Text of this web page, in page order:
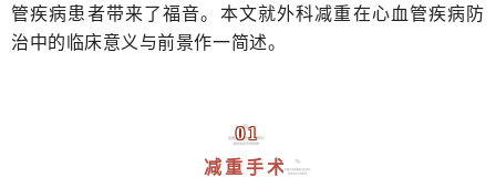
管疾病患者带来了福音。本文就外科减重在心血管疾病防
治中的临床意义与前景作一简述。
01
减重手术